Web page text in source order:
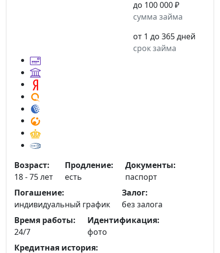
до 100 000 ₽
сумма займа
от 1 до 365 дней
срок займа
Возраст:
18 - 75 лет
Продление:
есть
Документы:
паспорт
Погашение:
индивидуальный график
Залог:
без залога
Время работы:
24/7
Идентификация:
фото
Кредитная история: